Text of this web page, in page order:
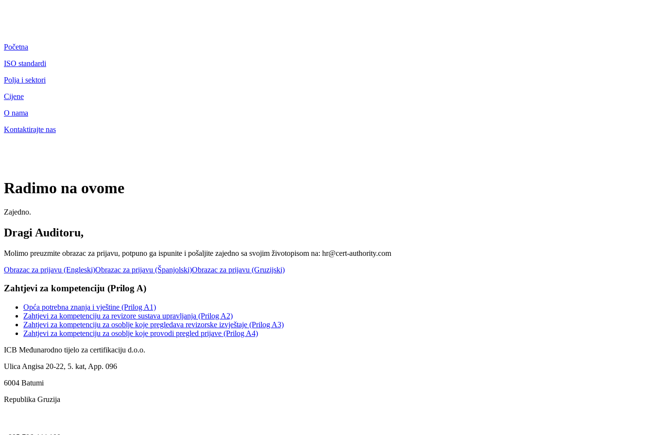
Početna
ISO standardi
Polja i sektori
Cijene
O nama
Kontaktirajte nas
Radimo na ovome
Zajedno.
Dragi Auditoru,
Molimo preuzmite obrazac za prijavu, potpuno ga ispunite i pošaljite zajedno sa svojim životopisom na: hr@cert-authority.com
Obrazac za prijavu (Engleski)Obrazac za prijavu (Španjolski)Obrazac za prijavu (Gruzijski)
Zahtjevi za kompetenciju (Prilog A)
Opća potrebna znanja i vještine (Prilog A1)
Zahtjevi za kompetenciju za revizore sustava upravljanja (Prilog A2)
Zahtjevi za kompetenciju za osoblje koje pregledava revizorske izvještaje (Prilog A3)
Zahtjevi za kompetenciju za osoblje koje provodi pregled prijave (Prilog A4)
ICB Međunarodno tijelo za certifikaciju d.o.o.
Ulica Angisa 20-22, 5. kat, App. 096
6004 Batumi
Republika Gruzija